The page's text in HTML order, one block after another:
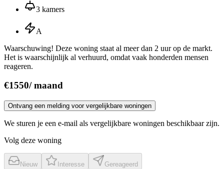
3 kamers
A
Waarschuwing! Deze woning staat al meer dan 2 uur op de markt.
Het is waarschijnlijk al verhuurd, omdat vaak honderden mensen
reageren.
€1550/maand
Ontvang een melding voor vergelijkbare woningen
We sturen je een e-mail als vergelijkbare woningen beschikbaar zijn.
Volg deze woning
Nieuw Interesse Gereageerd